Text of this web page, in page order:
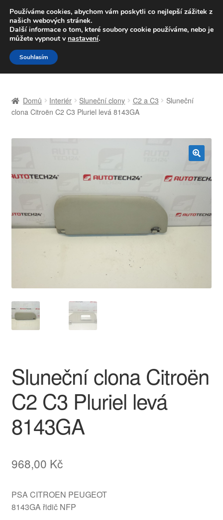
DOPRAVA od 139,-Kč
Volejte po-pá 9-16 704 494 494
Přeskočit
na
navigaci
Přejít
k
obsahu
Celosvětová doprava
Můj účet
Platby
Reklamace
Reklamační řád
Vrakoviště Citroën
Domů Interiér Sluneční clony C2 a C3
Sluneční
clona Citroën C2 C3 Pluriel levá 8143GA
Sluneční clona Citroën
C2 C3 Pluriel levá
8143GA
968,00 Kč
PSA CITROEN PEUGEOT
8143GA řidič NFP
Používáme cookies, abychom vám poskytli co nejlepší zážitek z
našich webových stránek.
Další informace o tom, které soubory cookie používáme, nebo je
můžete vypnout v nastavení.
Souhlasím